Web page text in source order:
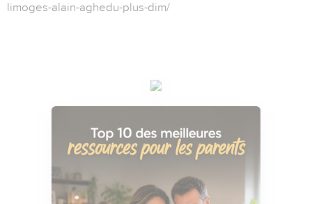
limoges-alain-aghedu-plus-dim/